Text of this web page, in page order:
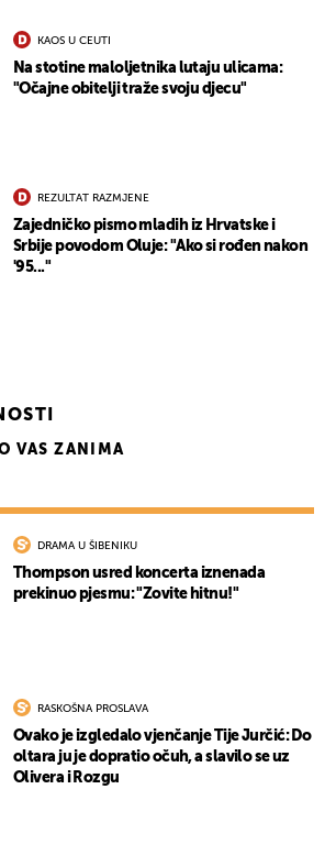
KAOS U CEUTI
Na stotine maloljetnika lutaju ulicama:
"Očajne obitelji traže svoju djecu"
REZULTAT RAZMJENE
Zajedničko pismo mladih iz Hrvatske i
Srbije povodom Oluje: "Ako si rođen nakon
'95..."
VAS ZANIMA
DRAMA U ŠIBENIKU
Thompson usred koncerta iznenada
prekinuo pjesmu: "Zovite hitnu!"
RASKOŠNA PROSLAVA
Ovako je izgledalo vjenčanje Tije Jurčić: Do
oltara ju je dopratio očuh, a slavilo se uz
Olivera i Rozgu
NOTIFIKACIJE